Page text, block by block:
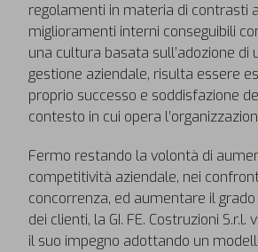
regolamenti in materia di contrasti
miglioramenti interni conseguibili
una cultura basata sull’adozione di
gestione aziendale, risulta essere
proprio successo e soddisfazione
contesto in cui opera
Fermo restando la volontà di
competitività aziendale, nei
concorrenza, ed aumentare il
dei clienti, la GI. FE. Costruzioni
il suo impegno adottando un